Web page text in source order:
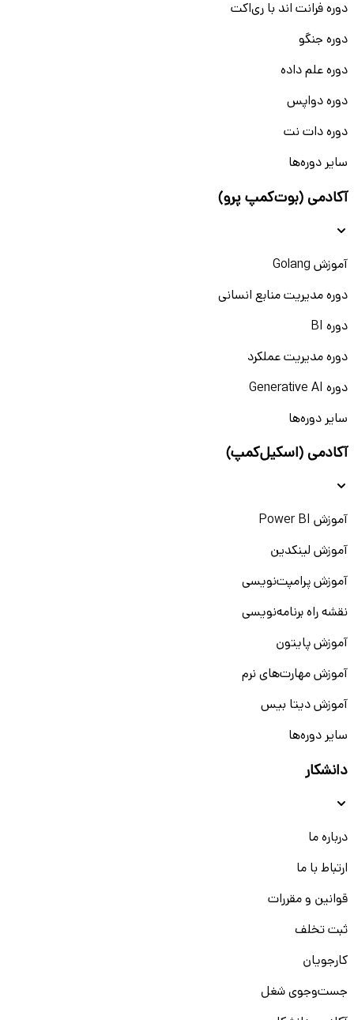
دوره فرانت اند با ری‌اکت
دوره جنگو
دوره علم داده
دوره دواپس
دوره دات نت
سایر دوره‌ها
آکادمی (بوت‌کمپ پرو)
آموزش Golang
دوره مدیریت منابع انسانی
دوره BI
دوره مدیریت عملکرد
دوره Generative AI
سایر دوره‌ها
آکادمی (اسکیل‌کمپ)
آموزش Power BI
آموزش لینکدین
آموزش پرامپت‌نویسی
نقشه راه برنامه‌نویسی
آموزش پایتون
آموزش مهارت‌های نرم
آموزش دیتا بیس
سایر دوره‌ها
دانشکار
درباره ما
ارتباط با ما
قوانین و مقررات
ثبت تخلف
کارجویان
جست‌و‌جوی شغل